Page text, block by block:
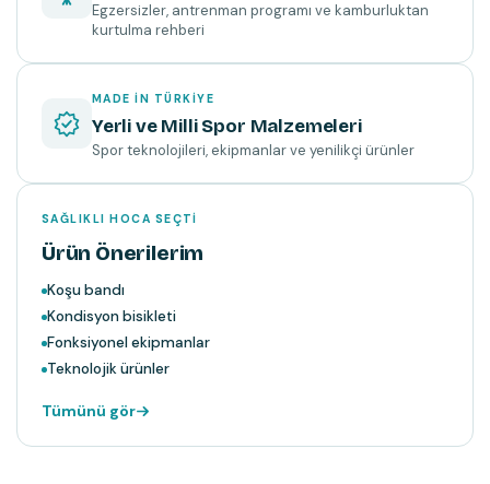
Egzersizler, antrenman programı ve kamburluktan
kurtulma rehberi
MADE IN TÜRKIYE
Yerli ve Milli Spor Malzemeleri
Spor teknolojileri, ekipmanlar ve yenilikçi ürünler
SAĞLIKLI HOCA SEÇTI
Ürün Önerilerim
Koşu bandı
Kondisyon bisikleti
Fonksiyonel ekipmanlar
Teknolojik ürünler
Tümünü gör